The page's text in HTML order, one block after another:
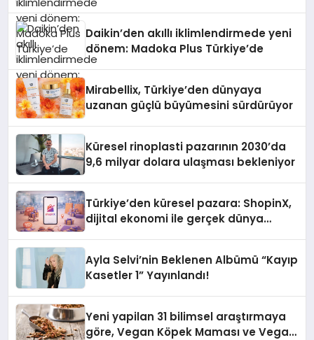
Daikin’den akıllı iklimlendirmede yeni
dönem: Madoka Plus Türkiye’de
Mirabellix, Türkiye’den dünyaya
uzanan güçlü büyümesini sürdürüyor
Küresel rinoplasti pazarının 2030’da
9,6 milyar dolara ulaşması bekleniyor
Türkiye’den küresel pazara: ShopinX,
dijital ekonomi ile gerçek dünya
Ayla Selvi’nin Beklenen Albümü “Kayıp
Kasetler 1” Yayınlandı!
Yeni yapilan 31 bilimsel araştırmaya
göre, Vegan Köpek Maması ve Vegan